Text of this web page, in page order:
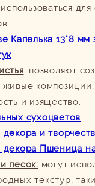
Капелька 13*8 мм
: позволяют
живые
и изящество.
сухоцветов
и
Пшеница
песок: могут
текстур,